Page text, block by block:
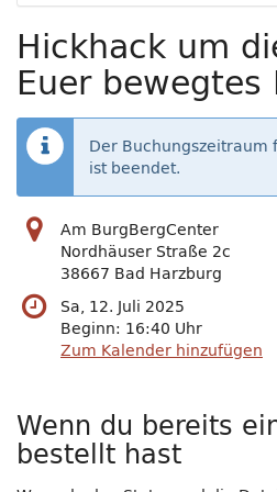
Hickhack um
Euer
Der Buchungszeitraum
ist beendet.
Am BurgBergCenter
Nordhäuser Straße 2c
38667 Bad Harzburg
Sa, 12. Juli 2025
Beginn: 16:40 Uhr
Zum Kalender hinzufügen
Wenn du bereits
bestellt hast